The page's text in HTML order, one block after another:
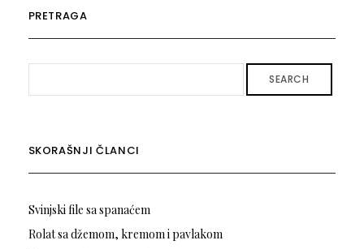
PRETRAGA
SEARCH
SKORAŠNJI ČLANCI
Svinjski file sa spanaćem
Rolat sa džemom, kremom i pavlakom